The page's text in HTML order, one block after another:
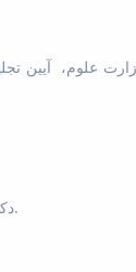
علوم، آیین
دکتر سیدآرش فتاح‌الحسینی به عنوان استاد نمونه کشوری از دانشگاه بوعلی سینا همدان معرفی و تجلیل شد.